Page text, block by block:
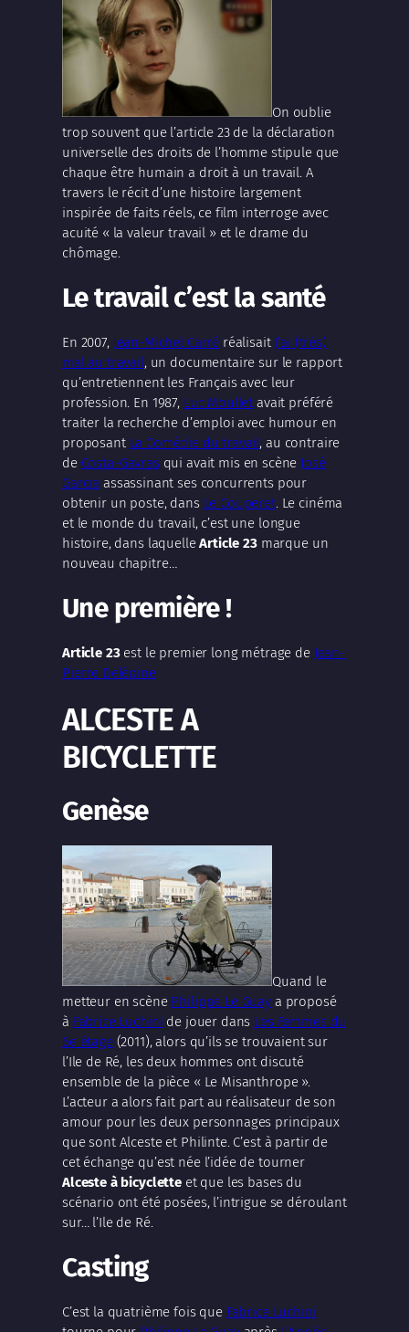
On oublie
trop souvent que l’article 23 de la déclaration
universelle des droits de l’homme stipule que
chaque être humain a droit à un travail. A
travers le récit d’une histoire largement
inspirée de faits réels, ce film interroge avec
acuité « la valeur travail » et le drame du
chômage.
Le travail c’est la santé
En 2007, Jean-Michel Carré réalisait J’ai (très)
mal au travail, un documentaire sur le rapport
qu’entretiennent les Français avec leur
profession. En 1987, Luc Moullet avait préféré
traiter la recherche d’emploi avec humour en
proposant La Comédie du travail, au contraire
de Costa-Gavrasqui avait mis en scène José
Garcia assassinant ses concurrents pour
obtenir un poste, dans Le Couperet. Le cinéma
et le monde du travail, c’est une longue
histoire, dans laquelleArticle 23marque un
nouveau chapitre…
Une première !
Article 23est le premier long métrage de Jean-
Pierre Delépine
ALCESTE A
BICYCLETTE
Genèse
Quand le
metteur en scène Philippe Le Guay a proposé
à Fabrice Luchini de jouer dans Les Femmes du
6e étage(2011), alors qu’ils se trouvaient sur
l’Ile de Ré, les deux hommes ont discuté
ensemble de la pièce « Le Misanthrope ».
L’acteur a alors fait part au réalisateur de son
amour pour les deux personnages principaux
que sont Alceste et Philinte. C’est à partir de
cet échange qu’est née l’idée de tourner
Alceste à bicycletteet que les bases du
scénario ont été posées, l’intrigue se déroulant
sur… l’Ile de Ré.
Casting
C’est la quatrième fois que Fabrice Luchini